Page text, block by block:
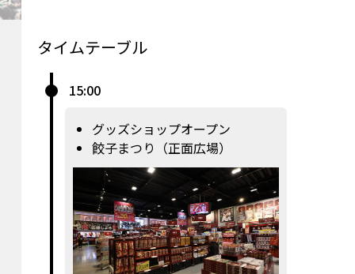
タイムテーブル
15:00
グッズショップオープン
餃子まつり（正面広場）